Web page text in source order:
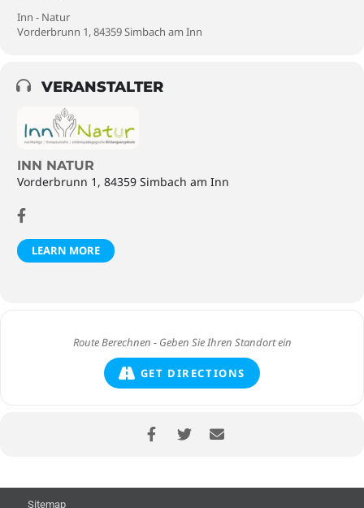
Inn - Natur
Vorderbrunn 1, 84359 Simbach am Inn
VERANSTALTER
INN NATUR
Vorderbrunn 1, 84359 Simbach am Inn
LEARN MORE
GET DIRECTIONS
Sitemap